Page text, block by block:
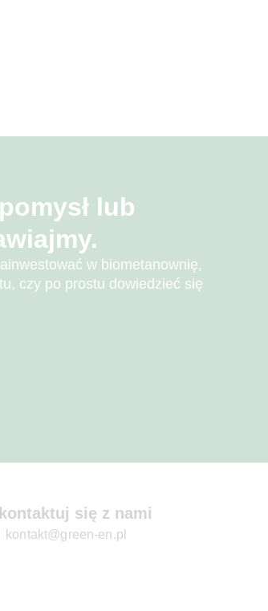
lub
w biometanownię,
czy po prostu dowiedzieć się
się z nami
kontakt@green-en.pl